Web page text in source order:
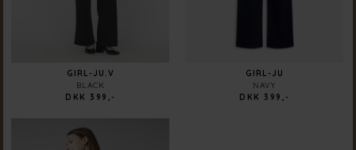
GIRL-JU.V
BLACK
DKK 399,-
GIRL-JU
NAVY
DKK 399,-